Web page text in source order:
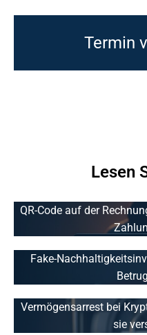
Termin
Lesen
QR-Code auf der
Fake-
Vermögensarrest bei
sie